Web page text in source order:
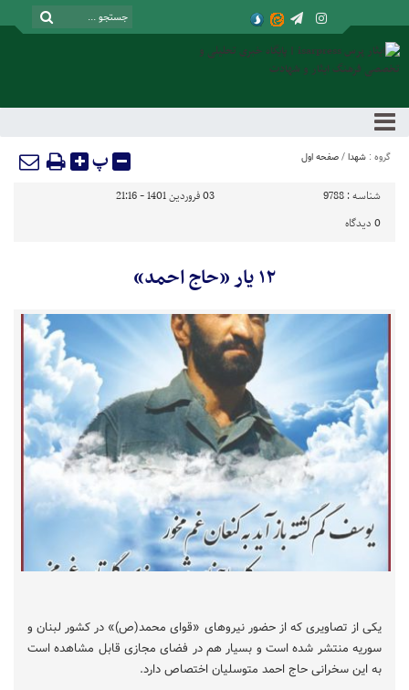
گروه : شهدا / صفحه اول پ
شناسه : 9788
03 فروردین 1401 - 21:16
0 دیدگاه
۱۲ یار «حاج احمد»
یکی از تصاویری که از حضور نیروهای «قوای محمد(ص)» در کشور لبنان و
سوریه منتشر شده است و بسیار هم در فضای مجازی قابل مشاهده است
به این سخرانی حاج احمد متوسلیان اختصاص دارد.